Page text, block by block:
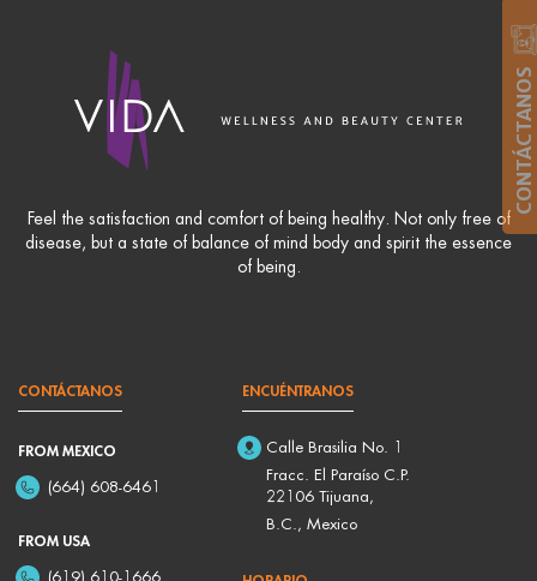
CONTÁCTANOS
Feel the satisfaction and comfort of being healthy. Not only free of
disease, but a state of balance of mind body and spirit the essence
of being.
CONTÁCTANOS
FROM MEXICO
(664) 608-6461
FROM USA
ENCUÉNTRANOS
Calle Brasilia No. 1
Fracc. El Paraíso C.P.
22106 Tijuana,
B.C., Mexico